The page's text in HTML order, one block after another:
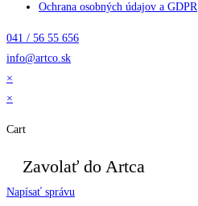
Ochrana osobných údajov a GDPR
041 / 56 55 656
info@artco.sk
×
×
Cart
Zavolať do Artca
Napísať správu